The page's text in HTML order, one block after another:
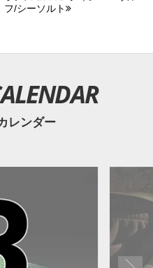
フ/シーソルト
レンダー